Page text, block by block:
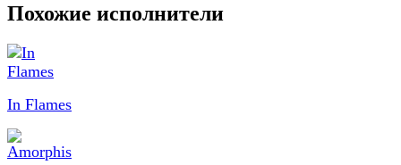
Похожие исполнители
In Flames